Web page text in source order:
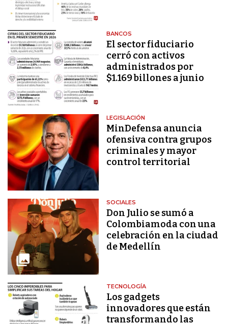
BANCOS
El sector fiduciario
cerró con activos
administrados por
$1.169 billones a junio
LEGISLACIÓN
MinDefensa anuncia
ofensiva contra grupos
criminales y mayor
control territorial
SOCIALES
Don Julio se sumó a
Colombiamoda con una
celebración en la ciudad
de Medellín
TECNOLOGÍA
Los gadgets
innovadores que están
transformando las